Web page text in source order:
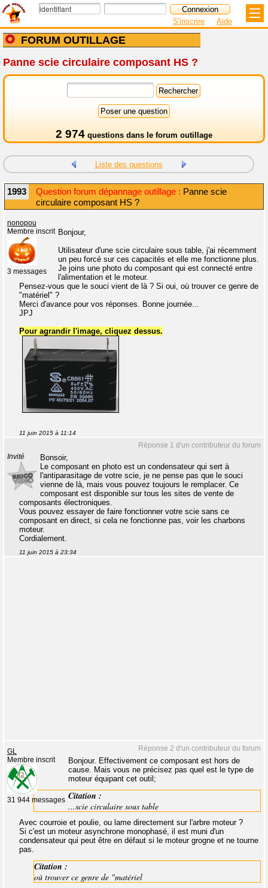
FORUM OUTILLAGE
S'inscrire Aide
Panne scie circulaire composant HS ?
2 974 questions dans le forum outillage
Liste des questions
1993 Question forum dépannage outillage : Panne scie
circulaire composant HS ?
nonopou
Membre inscrit
3 messages
Bonjour,
Utilisateur d'une scie circulaire sous table, j'ai récemment
un peu forcé sur ces capacités et elle me fonctionne plus.
Je joins une photo du composant qui est connecté entre
l'alimentation et le moteur.
Pensez-vous que le souci vient de là ? Si oui, où trouver ce genre de
"matériel" ?
Merci d'avance pour vos réponses. Bonne journée...
JPJ
Pour agrandir l'image, cliquez dessus.
11 juin 2015 à 11:14
Réponse 1 d'un contributeur du forum
Invité
Bonsoir,
Le composant en photo est un condensateur qui sert à
l'antiparasitage de votre scie, je ne pense pas que le souci
vienne de là, mais vous pouvez toujours le remplacer. Ce
composant est disponible sur tous les sites de vente de
composants électroniques.
Vous pouvez essayer de faire fonctionner votre scie sans ce
composant en direct, si cela ne fonctionne pas, voir les charbons
moteur.
Cordialement.
11 juin 2015 à 23:34
Réponse 2 d'un contributeur du forum
GL
Membre inscrit
31 944 messages
Bonjour. Effectivement ce composant est hors de
cause. Mais vous ne précisez pas quel est le type de
moteur équipant cet outil;
Citation :
...scie circulaire sous table
Avec courroie et poulie, ou lame directement sur l'arbre moteur ?
Si c'est un moteur asynchrone monophasé, il est muni d'un
condensateur qui peut être en défaut si le moteur grogne et ne tourne
pas.
Citation :
où trouver ce genre de "matériel